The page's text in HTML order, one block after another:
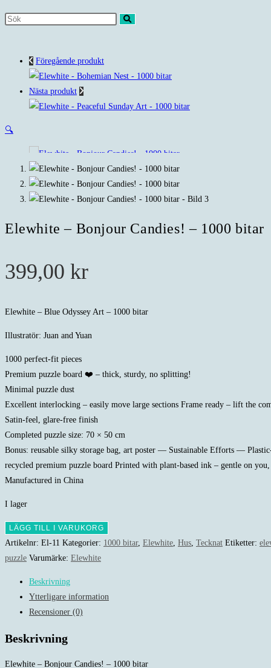
Sök
webbplatsFöregående produkt
Nästa produkt
🔍
Elewhite – Bonjour Candies! – 1000 bitar
399,00 kr
Elewhite – Blue Odyssey Art – 1000 bitar
Illustratör: Juan and Yuan
1000 perfect-fit pieces
Premium puzzle board ❤️ – thick, sturdy, no splitting!
Minimal puzzle dust
Excellent interlocking – easily move large sections Frame ready – lift the
Satin-feel, glare-free finish
Completed puzzle size: 70 × 50 cm
Bonus: reusable silky storage bag, art poster — Sustainable Efforts —
recycled premium puzzle board Printed with plant-based ink – gentle on
Manufactured in China
I lager
Elewhite
-
Bonjour
mängd
LÄGG TILL I VARUKORG
Artikelnr: El-11 Kategorier: 1000 bitar, Elewhite Hus Tecknat Etiketter:
puzzle Varumärke: Elewhite
Beskrivning
Ytterligare information
Recensioner (0)
Beskrivning
Elewhite – Bonjour Candies! – 1000 bitar